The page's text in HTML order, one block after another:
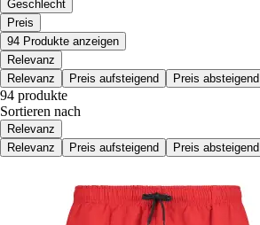
Geschlecht
Preis
94 Produkte anzeigen
Relevanz
Relevanz
Preis aufsteigend Preis absteigend
94 produkte
Sortieren nach
Relevanz
Relevanz
Preis aufsteigend Preis absteigend